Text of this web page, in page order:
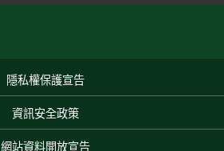
隱私權保護宣告
資訊安全政策
網站資料開放宣告